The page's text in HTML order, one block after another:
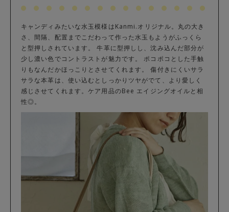
キャンディみたいな水玉模様はKanmi.オリジナル。丸の大き
さ、間隔、配置までこだわって作った水玉もようがふっくら
と型押しされています。 牛革に型押しし、沈み込んだ部分が
少し濃い色でコントラストが魅力です。 ポコポコとした手触
りもなんだかほっこりとさせてくれます。 傷付きにくいサラ
サラな本革は、使い込むとしっかりツヤがでて、より愛しく
感じさせてくれます。ケア用品のBee エイジングオイルと相
性◎。